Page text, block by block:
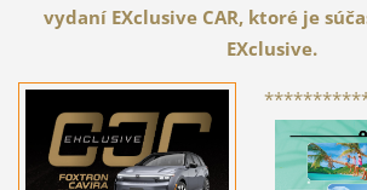
vydaní EXclusive CAR, ktoré je
EXclusive.